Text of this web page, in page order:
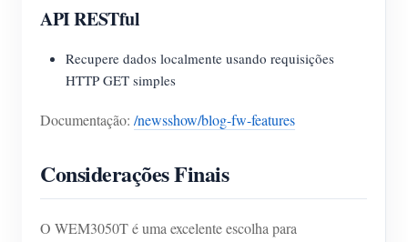
API RESTful
Recupere dados localmente usando requisições
HTTP GET simples
Documentação: /newsshow/blog-fw-features
Considerações Finais
O WEM3050T é uma excelente escolha para